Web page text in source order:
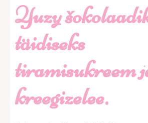
Yuzy
täidiseks
tiramisukreem
kreegizelee.